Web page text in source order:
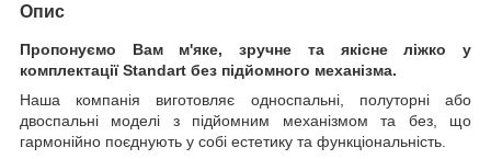
Опис
Пропонуємо Вам м'яке, зручне та якiсне ліжко у
комплектації Standart без підйомного механізма.
Наша компанія виготовляє односпальні, полуторні або
двоспальні моделі з підйомним механізмом та без, що
гармонійно поєднують у собі естетику та функціональність.